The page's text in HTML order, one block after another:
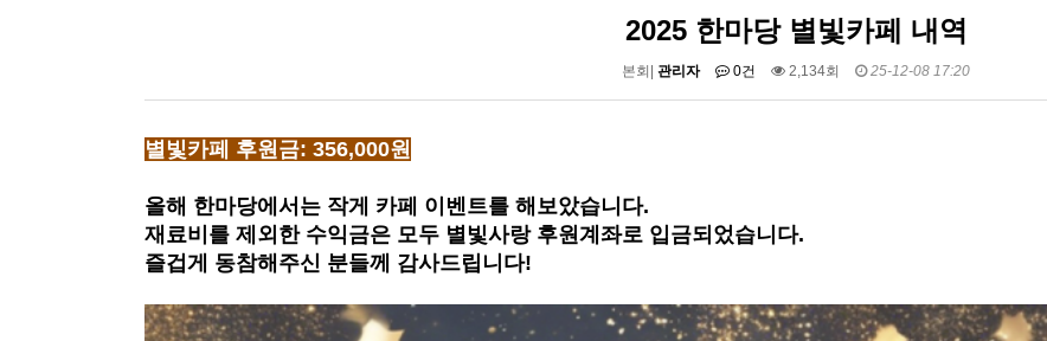
2025 한마당 별빛카페 내역
본회| 관리자 0건 2,134회 25-12-08 17:20
별빛카페 후원금: 356,000원
올해 한마당에서는 작게 카페 이벤트를 해보았습니다.
재료비를 제외한 수익금은 모두 별빛사랑 후원계좌로 입금되었습니다.
즐겁게 동참해주신 분들께 감사드립니다!